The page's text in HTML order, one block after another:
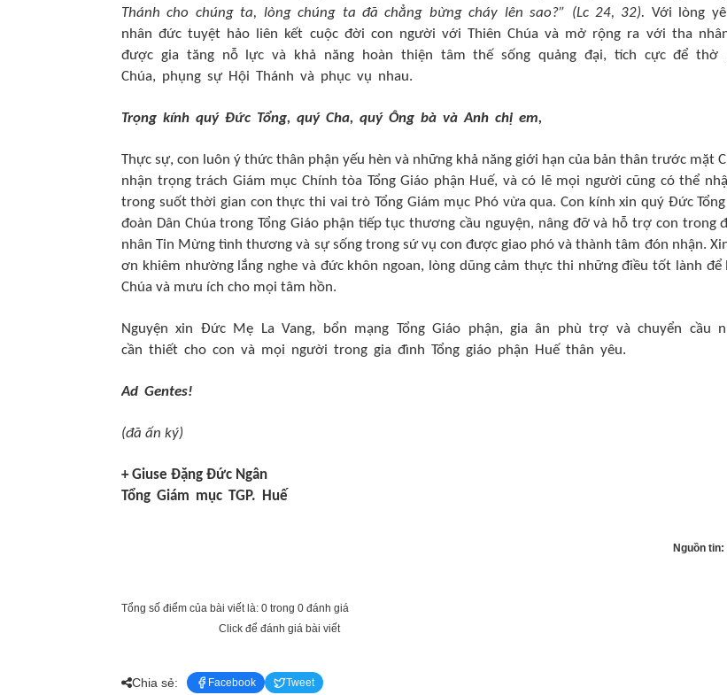
Thánh cho chúng ta, lòng chúng ta đã chẳng bừng cháy lên sao?” (Lc 24, 32). Với lòng
nhân đức tuyệt hảo liên kết cuộc đời con người với Thiên Chúa và mở rộng ra với tha
được gia tăng nỗ lực và khả năng hoàn thiện tâm thế sống quảng đại, tích cực để thờ
Chúa, phụng sự Hội Thánh và phục vụ nhau.
Trọng kính quý Đức Tổng, quý Cha, quý Ông bà và Anh chị em,
Thực sự, con luôn ý thức thân phận yếu hèn và những khả năng giới hạn của bản thân trước mặt
nhận trọng trách Giám mục Chính tòa Tổng Giáo phận Huế, và có lẽ mọi người cũng có thể
trong suốt thời gian con thực thi vai trò Tổng Giám mục Phó vừa qua. Con kính xin quý Đức
đoàn Dân Chúa trong Tổng Giáo phận tiếp tục thương cầu nguyện, nâng đỡ và hỗ trợ con trong
nhân Tin Mừng tình thương và sự sống trong sứ vụ con được giao phó và thành tâm đón nhận.
ơn khiêm nhường lắng nghe và đức khôn ngoan, lòng dũng cảm thực thi những điều tốt lành để
Chúa và mưu ích cho mọi tâm hồn.
Nguyện xin Đức Mẹ La Vang, bổn mạng Tổng Giáo phận, gia ân phù trợ và chuyển cầu
cần thiết cho con và mọi người trong gia đình Tổng giáo phận Huế thân yêu.
Ad Gentes!
(đã ấn ký)
+ Giuse Đặng Đức Ngân
Tổng Giám mục TGP. Huế
Nguồn tin:
Tổng số điểm của bài viết là: 0 trong 0 đánh giá
Click để đánh giá bài viết
Chia sẻ: Facebook Tweet